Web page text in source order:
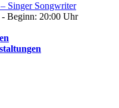
Singer Songwriter
Beginn: 20:00 Uhr